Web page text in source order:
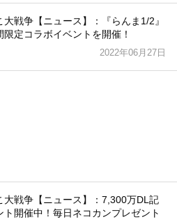
大戦争【ニュース】：『らんま1/2』
限定コラボイベントを開催！
2022年06月27日
大戦争【ニュース】：7,300万DL記
ト開催中！毎日ネコカンプレゼント